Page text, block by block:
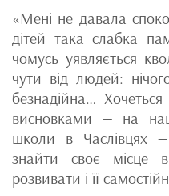
«Мені не давала
дітей така слабка
чомусь уявляється
чути від людей:
безнадійна…
висновками — на
школи в Часлівцях
знайти своє місце
розвивати і її